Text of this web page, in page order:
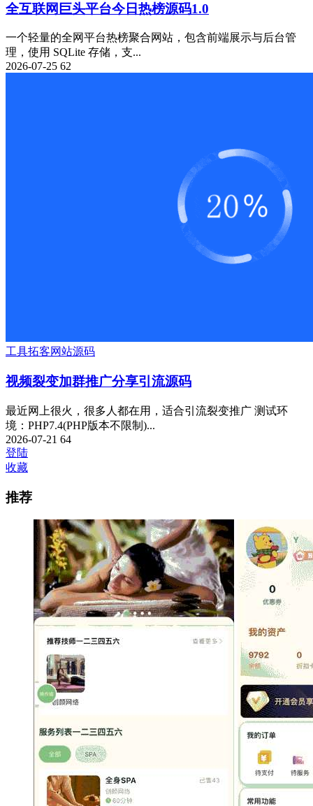
全互联网巨头平台今日热榜源码1.0
一个轻量的全网平台热榜聚合网站，包含前端展示与后台管
理，使用 SQLite 存储，支...
2026-07-25 62
工具拓客网站源码
视频裂变加群推广分享引流源码
最近网上很火，很多人都在用，适合引流裂变推广 测试环
境：PHP7.4(PHP版本不限制)...
2026-07-21 64
登陆
收藏
推荐